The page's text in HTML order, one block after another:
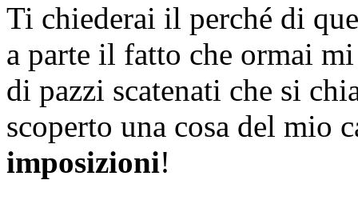
Ti chiederai il perché di
a parte il fatto che ormai
di pazzi scatenati che si
scoperto una cosa del mio
imposizioni!